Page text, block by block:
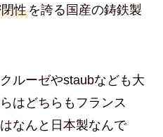
性を誇る国産の鋳鉄製
ルーゼやstaubなども大
はどちらもフランス
なんと日本製なんで